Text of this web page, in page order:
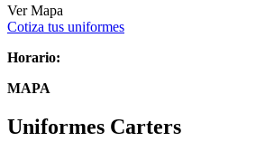
Ver Mapa
Cotiza tus uniformes
Horario:
MAPA
Uniformes Carters